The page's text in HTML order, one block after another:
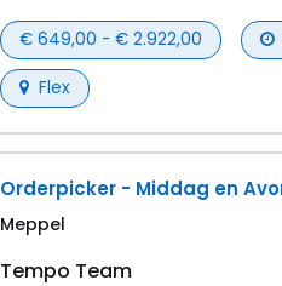
€ 649,00 - € 2.922,00
Flex
Orderpicker - Middag en
Meppel
Tempo Team